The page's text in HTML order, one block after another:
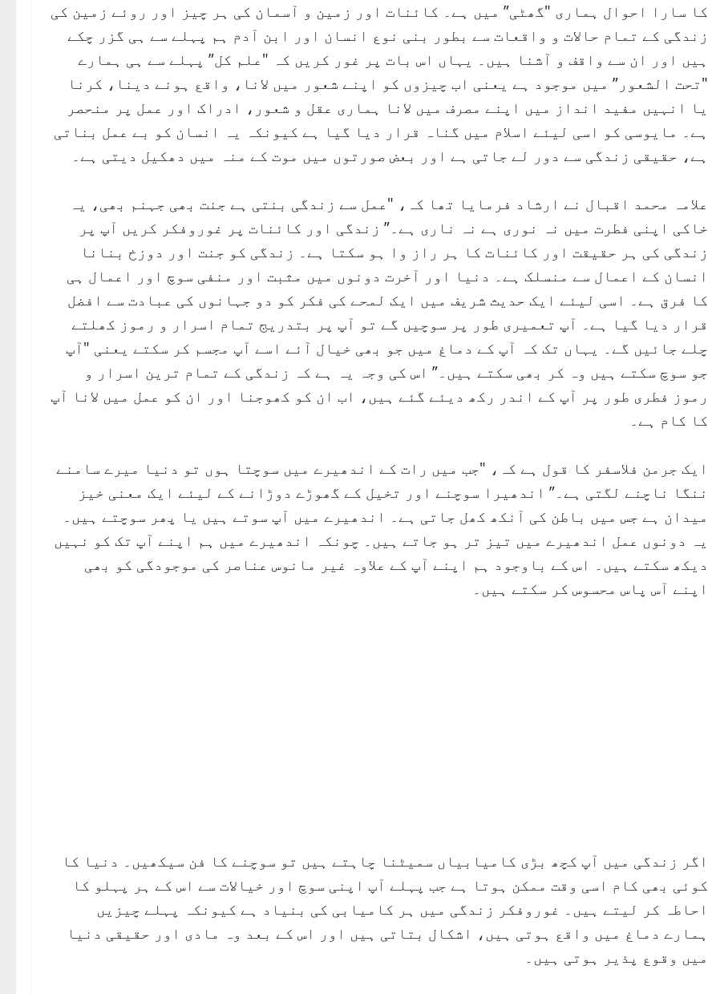
کا سارا احوال ہماری "گھٹی” میں ہے۔ کائنات اور زمین و آسمان کی ہر چیز اور روئے زمین کی
زندگی کے تمام حالات و واقعات سے بطور بنی نوع انسان اور ابن آدم ہم پہلے سے ہی گزر چکے
ہیں اور ان سے واقف و آشنا ہیں۔ یہاں اس بات پر غور کریں کہ "علم کل” پہلے سے ہی ہمارے
"تحت الشعور” میں موجود ہے یعنی اب چیزوں کو اپنے شعور میں لانا، واقع ہونے دینا، کرنا
یا انہیں مفید انداز میں اپنے مصرف میں لانا ہماری عقل و شعور، ادراک اور عمل پر منحصر
ہے۔ مایوسی کو اسی لیئے اسلام میں گناہ قرار دیا گیا ہے کیونکہ یہ انسان کو بے عمل بناتی
ہے، حقیقی زندگی سے دور لے جاتی ہے اور بعض صورتوں میں موت کے منہ میں دھکیل دیتی ہے۔
علامہ محمد اقبال نے ارشاد فرمایا تھا کہ، "عمل سے زندگی بنتی ہے جنت بھی جہنم بھی، یہ
خاکی اپنی فطرت میں نہ نوری ہے نہ ناری ہے۔” زندگی اور کائنات پر غوروفکر کریں آپ پر
زندگی کی ہر حقیقت اور کائنات کا ہر راز وا ہو سکتا ہے۔ زندگی کو جنت اور دوزخ بنانا
انسان کے اعمال سے منسلک ہے۔ دنیا اور آخرت دونوں میں مثبت اور منفی سوچ اور اعمال ہی
کا فرق ہے۔ اسی لیئے ایک حدیث شریف میں ایک لمحے کی فکر کو دو جہانوں کی عبادت سے افضل
قرار دیا گیا ہے۔ آپ تعمیری طور پر سوچیں گے تو آپ پر بتدریج تمام اسرار و رموز کھلتے
چلے جائیں گے۔ یہاں تک کہ آپ کے دماغ میں جو بھی خیال آئے اسے آپ مجسم کر سکتے یعنی "آپ
جو سوچ سکتے ہیں وہ کر بھی سکتے ہیں۔” اس کی وجہ یہ ہے کہ زندگی کے تمام ترین اسرار و
رموز فطری طور پر آپ کے اندر رکھ دیئے گئے ہیں، اب ان کو کھوجنا اور ان کو عمل میں لانا آپ
کا کام ہے۔
ایک جرمن فلاسفر کا قول ہے کہ، "جب میں رات کے اندھیرے میں سوچتا ہوں تو دنیا میرے سامنے
ننگا ناچنے لگتی ہے۔” اندھیرا سوچنے اور تخیل کے گھوڑے دوڑانے کے لیئے ایک معنی خیز
میدان ہے جس میں باطن کی آنکھ کھل جاتی ہے۔ اندھیرے میں آپ سوتے ہیں یا پھر سوچتے ہیں۔
یہ دونوں عمل اندھیرے میں تیز تر ہو جاتے ہیں۔ چونکہ اندھیرے میں ہم اپنے آپ تک کو نہیں
دیکھ سکتے ہیں۔ اس کے باوجود ہم اپنے آپ کے علاوہ غیر مانوس عناصر کی موجودگی کو بھی
اپنے آس پاس محسوس کر سکتے ہیں۔
اگر زندگی میں آپ کچھ بڑی کامیابیاں سمیٹنا چاہتے ہیں تو سوچنے کا فن سیکھیں۔ دنیا کا
کوئی بھی کام اسی وقت ممکن ہوتا ہے جب پہلے آپ اپنی سوچ اور خیالات سے اس کے ہر پہلو کا
احاطہ کر لیتے ہیں۔ غوروفکر زندگی میں ہر کامیابی کی بنیاد ہے کیونکہ پہلے چیزیں
ہمارے دماغ میں واقع ہوتی ہیں، اشکال بتاتی ہیں اور اس کے بعد وہ مادی اور حقیقی دنیا
میں وقوع پذیر ہوتی ہیں۔